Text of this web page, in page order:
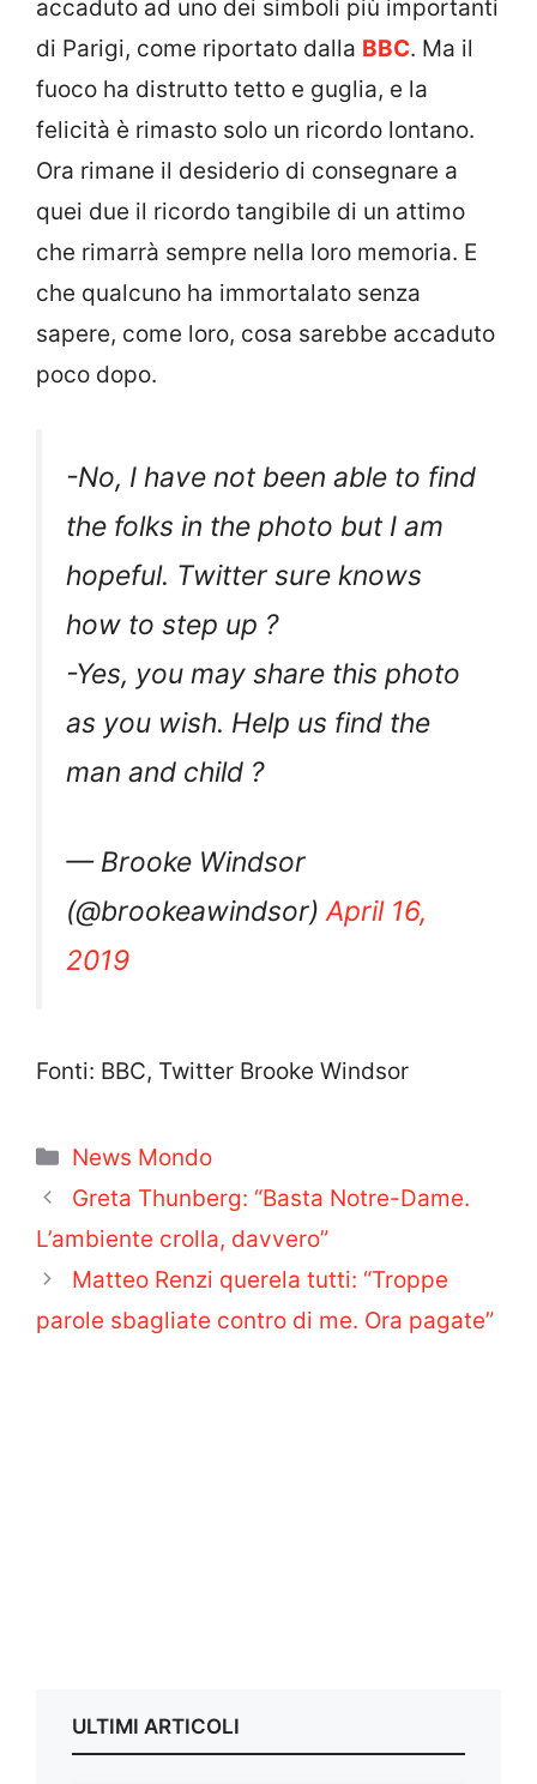
accaduto ad uno dei simboli più importanti
di Parigi, come riportato dalla BBC. Ma il
fuoco ha distrutto tetto e guglia, e la
felicità è rimasto solo un ricordo lontano.
Ora rimane il desiderio di consegnare a
quei due il ricordo tangibile di un attimo
che rimarrà sempre nella loro memoria. E
che qualcuno ha immortalato senza
sapere, come loro, cosa sarebbe accaduto
poco dopo.
-No, I have not been able to find
the folks in the photo but I am
hopeful. Twitter sure knows
how to step up ?
-Yes, you may share this photo
as you wish. Help us find the
man and child ?
— Brooke Windsor
(@brookeawindsor)April 16,
2019
Fonti: BBC, Twitter Brooke Windsor
Categorie
News Mondo
Greta Thunberg: “Basta Notre-Dame.
L’ambiente crolla, davvero”
Matteo Renzi querela tutti: “Troppe
parole sbagliate contro di me. Ora pagate”
ULTIMI ARTICOLI